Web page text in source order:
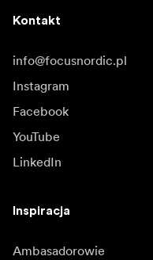
Kontakt
info@focusnordic.pl
Instagram
Facebook
YouTube
LinkedIn
Inspiracja
Ambasadorowie